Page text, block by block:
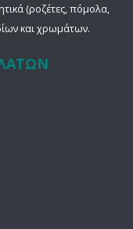
(ροζέτες, πόμολα,
και χρωμάτων.